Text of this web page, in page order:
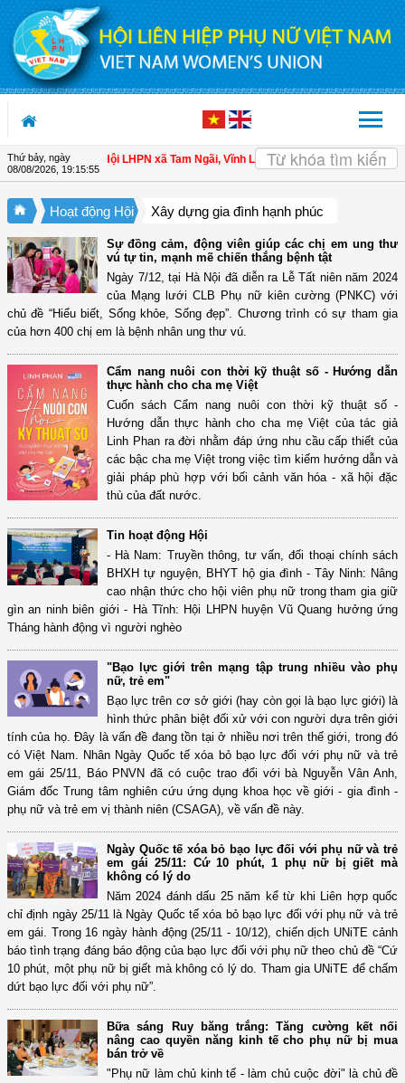
Truy cập nội dung luôn
Thứ bảy, ngày
08/08/2026, 19:15:55
cho hội viên | Hội LHPN xã Tam Ngãi, Vĩnh Long sơ kết công tác Hội và
Hoạt động Hội Xây dựng gia đình hạnh phúc
Sự đồng cảm, động viên giúp các chị em ung thư
vú tự tin, mạnh mẽ chiến thắng bệnh tật
Ngày 7/12, tại Hà Nội đã diễn ra Lễ Tất niên năm 2024
của Mạng lưới CLB Phụ nữ kiên cường (PNKC) với
chủ đề “Hiểu biết, Sống khỏe, Sống đẹp”. Chương trình có sự tham gia
của hơn 400 chị em là bệnh nhân ung thư vú.
Cẩm nang nuôi con thời kỹ thuật số - Hướng dẫn
thực hành cho cha mẹ Việt
Cuốn sách Cẩm nang nuôi con thời kỹ thuật số -
Hướng dẫn thực hành cho cha mẹ Việt của tác giả
Linh Phan ra đời nhằm đáp ứng nhu cầu cấp thiết của
các bậc cha mẹ Việt trong việc tìm kiếm hướng dẫn và
giải pháp phù hợp với bối cảnh văn hóa - xã hội đặc
thù của đất nước.
Tin hoạt động Hội
- Hà Nam: Truyền thông, tư vấn, đối thoại chính sách
BHXH tự nguyện, BHYT hộ gia đình - Tây Ninh: Nâng
cao nhận thức cho hội viên phụ nữ trong tham gia giữ
gìn an ninh biên giới - Hà Tĩnh: Hội LHPN huyện Vũ Quang hưởng ứng
Tháng hành động vì người nghèo
"Bạo lực giới trên mạng tập trung nhiều vào phụ
nữ, trẻ em"
Bạo lực trên cơ sở giới (hay còn gọi là bạo lực giới) là
hình thức phân biệt đối xử với con người dựa trên giới
tính của họ. Đây là vấn đề đang tồn tại ở nhiều nơi trên thế giới, trong đó
có Việt Nam. Nhân Ngày Quốc tế xóa bỏ bạo lực đối với phụ nữ và trẻ
em gái 25/11, Báo PNVN đã có cuộc trao đổi với bà Nguyễn Vân Anh,
Giám đốc Trung tâm nghiên cứu ứng dụng khoa học về giới - gia đình -
phụ nữ và trẻ em vị thành niên (CSAGA), về vấn đề này.
Ngày Quốc tế xóa bỏ bạo lực đối với phụ nữ và trẻ
em gái 25/11: Cứ 10 phút, 1 phụ nữ bị giết mà
không có lý do
Năm 2024 đánh dấu 25 năm kể từ khi Liên hợp quốc
chỉ định ngày 25/11 là Ngày Quốc tế xóa bỏ bạo lực đối với phụ nữ và trẻ
em gái. Trong 16 ngày hành động (25/11 - 10/12), chiến dịch UNiTE cảnh
báo tình trạng đáng báo động của bạo lực đối với phụ nữ theo chủ đề “Cứ
10 phút, một phụ nữ bị giết mà không có lý do. Tham gia UNiTE để chấm
dứt bạo lực đối với phụ nữ”.
Bữa sáng Ruy băng trắng: Tăng cường kết nối
nâng cao quyền năng kinh tế cho phụ nữ bị mua
bán trở về
"Phụ nữ làm chủ kinh tế - làm chủ cuộc đời" là chủ đề